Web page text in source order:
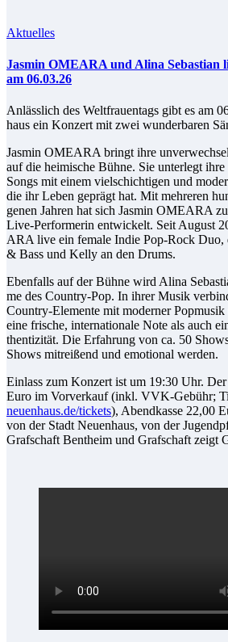
Aktuelles
Jas­min OME­ARA und Ali­na Se­bas­ti­an
am 06.03.26
An­läss­lich des Welt­frau­en­tags gibt es am
haus ein Kon­zert mit zwei wun­der­ba­ren
Jas­min OME­ARA bringt ih­re
auf die hei­mi­sche Büh­ne. Sie un­ter­legt
Songs mit ei­nem viel­schich­ti­gen und
die ihr Le­ben ge­prägt hat. Mit meh­re­ren
ge­nen Jah­ren hat sich Jas­min OME­ARA
Live-Per­for­me­rin ent­wi­ckelt. Seit Au­gust
ARA live ein fe­ma­le In­die Pop-Rock Duo,
& Bass und Kel­ly an den Drums.
Eben­falls auf der Büh­ne wird Ali­na
me des Coun­try-Pop. In ih­rer Mu­sik
Coun­try-Ele­men­te mit mo­der­ner
ei­ne fri­sche, in­ter­na­tio­na­le No­te als auch
then­ti­zi­tät. Die Er­fah­rung von ca. 50
Shows mit­rei­ßend und emo­tio­nal werden.
Ein­lass zum Kon­zert ist um 19:30 Uhr.
Eu­ro im Vor­ver­kauf (inkl. VVK-Ge­bühr;
neuenhaus.de/tickets), Abend­kas­se 22,00
von der Stadt Neu­en­haus, von der
Graf­schaft Bent­heim und Graf­schaft zeigt